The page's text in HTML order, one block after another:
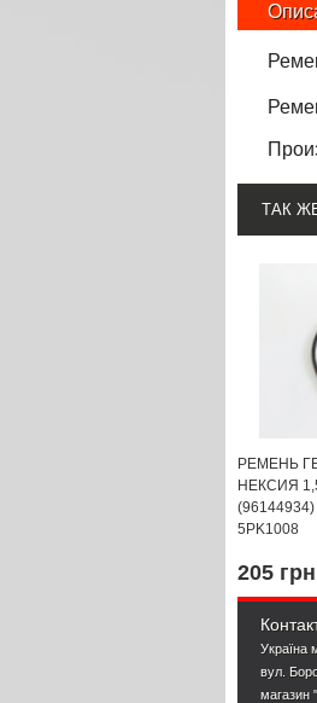
ТАК
РЕМЕНЬ
НЕКСИЯ
5PK1008
205
Україна
вул.
магазин